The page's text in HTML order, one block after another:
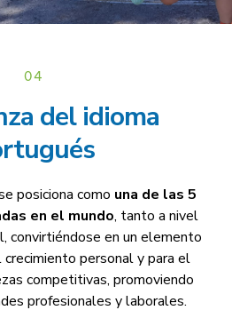
04
del idioma
posiciona como una de las 5
en el mundo, tanto a nivel
convirtiéndose en un elemento
crecimiento personal y para el
competitivas, promoviendo
profesionales y laborales.